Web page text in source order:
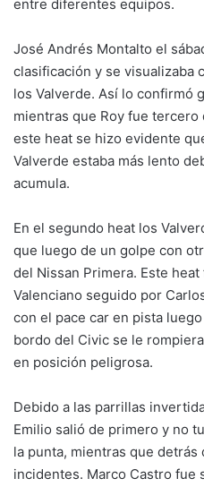
entre diferentes equipos.
José Andrés Montalto el
clasificación y se visualizaba
los Valverde. Así lo confirmó
mientras que Roy fue tercero
este heat se hizo evidente
Valverde estaba más lento
acumula.
En el segundo heat los
que luego de un golpe con
del Nissan Primera. Este
Valenciano seguido por
con el pace car en pista
bordo del Civic se le
en posición peligrosa.
Debido a las parrillas
Emilio salió de primero y no
la punta, mientras que
incidentes. Marco Castro fue